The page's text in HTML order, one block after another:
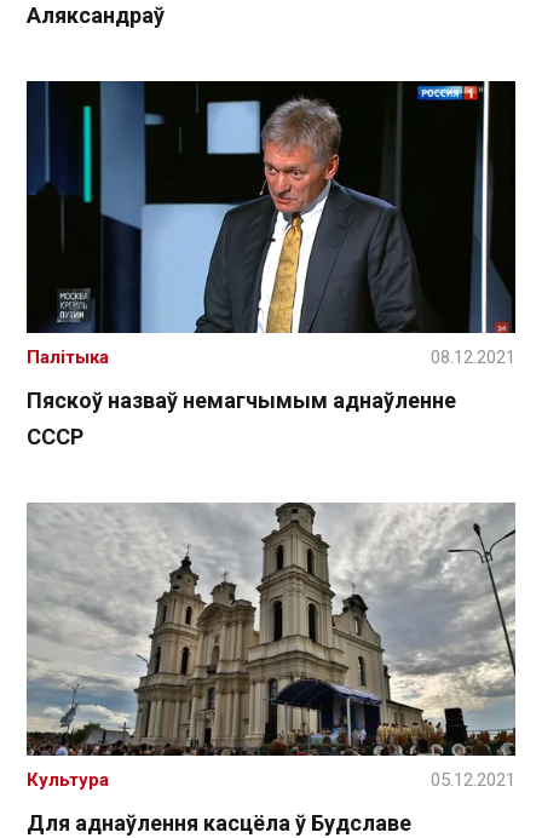
Аляксандраў
Пяскоў назваў немагчымым аднаўленне
СССР
Палітыка 08.12.2021
Для аднаўлення касцёла ў Будславе
Культура 05.12.2021